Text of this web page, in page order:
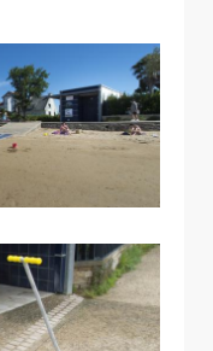
Allow